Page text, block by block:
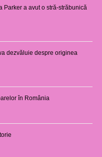
Parker a avut o stră-străbunică
dezvăluie despre originea
în România